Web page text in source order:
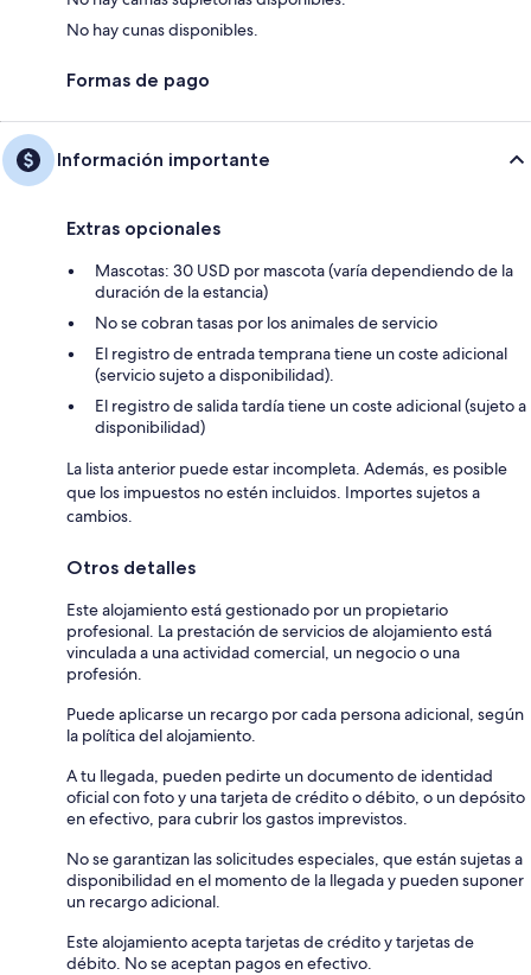
No hay cunas disponibles.
Formas de pago
Información importante
Extras opcionales
Mascotas: 30 USD por mascota (varía dependiendo de la
duración de la estancia)
No se cobran tasas por los animales de servicio
El registro de entrada temprana tiene un coste adicional
(servicio sujeto a disponibilidad).
El registro de salida tardía tiene un coste adicional (sujeto a
disponibilidad)
La lista anterior puede estar incompleta. Además, es posible
que los impuestos no estén incluidos. Importes sujetos a
cambios.
Otros detalles
Este alojamiento está gestionado por un propietario
profesional. La prestación de servicios de alojamiento está
vinculada a una actividad comercial, un negocio o una
profesión.
Puede aplicarse un recargo por cada persona adicional, según
la política del alojamiento.
A tu llegada, pueden pedirte un documento de identidad
oficial con foto y una tarjeta de crédito o débito, o un depósito
en efectivo, para cubrir los gastos imprevistos.
No se garantizan las solicitudes especiales, que están sujetas a
disponibilidad en el momento de la llegada y pueden suponer
un recargo adicional.
Este alojamiento acepta tarjetas de crédito y tarjetas de
débito. No se aceptan pagos en efectivo.